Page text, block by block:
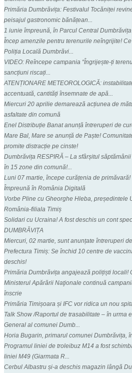
Primăria Dumbrăvița: Festivalul Tocăniței
peisajul gastronomic bănățean...
1 iunie împreună, în Parcul Central Dumbrăvița
Încep amenzile pentru terenurile neîngrijite!
Poliția Locală Dumbrăvi...
VIDEO: Reîncepe campania “Îngrijește-ți
sancțiuni riscați...
ATENȚIONARE METEOROLOGICĂ:
accentuată, cantități însemnate de apă...
Miercuri 20 aprilie demarează acțiunea de
asfaltate din comună
Enel Distribuție Banat anunță întreruperi de
Mare Bal, Mare se anunță de Paște!
promite distracție pe cinste!
Dumbrăvița RESPIRĂ – La sfârșitul
în 15 zone din comună!...
Luni 07 martie, începe curățenia de primăvară!
Împreună în România Digitală
Vorbe Pline cu Gheorghe Hleba, președintele
România-filiala Timiș
Solidari cu Ucraina! A fost deschis un cont
DUMBRĂVIȚA
Miercuri, 02 martie, sunt anunțate întreruperi
Prefectura Timiș: Se închid 10 centre de
deschis!
Primăria Dumbrăvița angajează polițiști locali!
Ministerul Apărării Naţionale continuă
înscrie
Primăria Timișoara și IFC vor ridica un nou
Talk Show /Raportul de trasabilitate – în urma
General al comunei Dumb...
Horia Bugarin, primarul comunei Dumbrăvița,
Programul liniei de troleibuz M14 a fost
liniei M49 (Giarmata R...
Cerbul Albastru și-a deschis magazin lângă